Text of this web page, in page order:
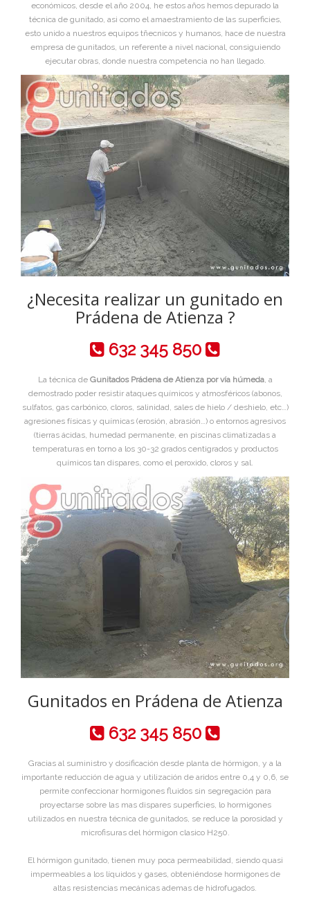
económicos, desde el año 2004, he estos años hemos depurado la
técnica de gunitado, asi como el amaestramiento de las superficies,
esto unido a nuestros equipos tñecnicos y humanos, hace de nuestra
empresa de gunitados, un referente a nivel nacional, consiguiendo
ejecutar obras, donde nuestra competencia no han llegado.
¿Necesita realizar un gunitado en
Prádena de Atienza ?
632 345 850
La técnica de Gunitados Prádena de Atienza por vía húmeda, a
demostrado poder resistir ataques químicos y atmosféricos (abonos,
sulfatos, gas carbónico, cloros, salinidad, sales de hielo / deshielo, etc…)
agresiones físicas y químicas (erosión, abrasión…) o entornos agresivos
(tierras ácidas, humedad permanente, en piscinas climatizadas a
temperaturas en torno a los 30-32 grados centigrados y productos
químicos tan dispares, como el peroxido, cloros y sal.
Gunitados en Prádena de Atienza
632 345 850
Gracias al suministro y dosificación desde planta de hórmigon, y a la
importante reducción de agua y utilización de aridos entre 0,4 y 0,6, se
permite confeccionar hormigones fluidos sin segregación para
proyectarse sobre las mas dispares superficies, lo hormigones
utilizados en nuestra técnica de gunitados, se reduce la porosidad y
microfisuras del hórmigon clasico H250.
El hórmigon gunitado, tienen muy poca permeabilidad, siendo quasi
impermeables a los líquidos y gases, obteniéndose hormigones de
altas resistencias mecánicas ademas de hidrofugados.